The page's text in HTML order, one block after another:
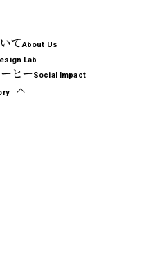
てAbout Us
Lab
ヒーSocial Impact